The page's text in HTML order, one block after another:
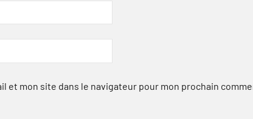
et mon site dans le navigateur pour mon prochain